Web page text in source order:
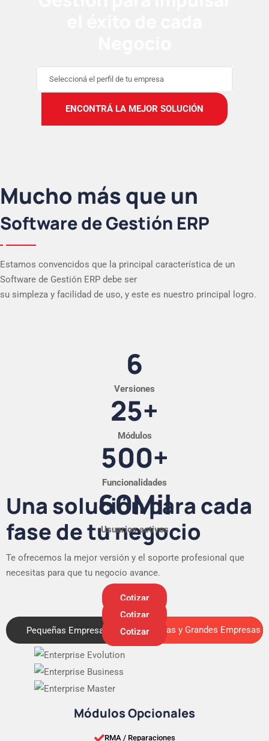
Seleccioná el perfil de tu empresa
ENCONTRÁ LA MEJOR SOLUCIÓN
Mucho más que un
Software de Gestión ERP
Estamos convencidos que la principal característica de un
Software de Gestión ERP debe ser
su simpleza y facilidad de uso, y este es nuestro principal logro.
6
Versiones
25+
Módulos
500+
Funcionalidades
60Mil
Usuarios activos
Una solución para cada
fase de tu negocio
Te ofrecemos la mejor versión y el soporte profesional que
necesitas para que tu negocio avance.
Medianas y Grandes Empresas
Pequeñas Empresas Medianas y Grandes Empresas
Cotizar
Cotizar
Cotizar
Módulos Opcionales
RMA / Reparaciones